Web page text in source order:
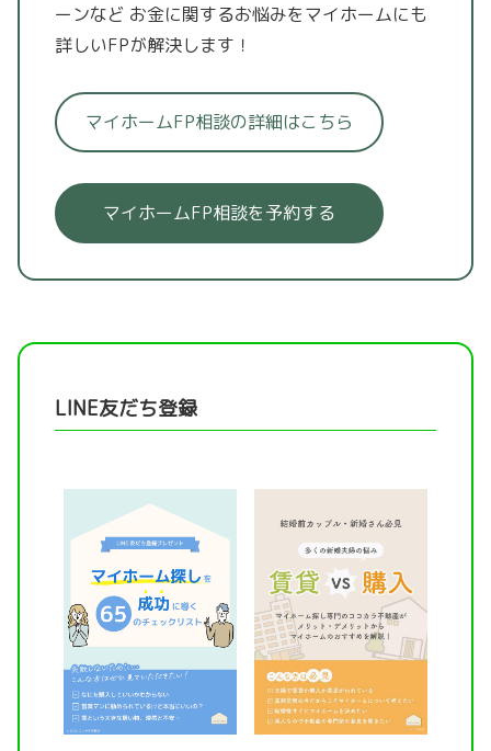
ーンなど お金に関するお悩みをマイホームにも
詳しいFPが解決します！
マイホームFP相談の詳細はこちら
マイホームFP相談を予約する
LINE友だち登録